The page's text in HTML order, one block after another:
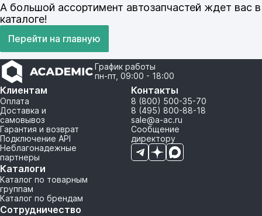
А большой ассортимент автозапчастей ждет вас в
каталоге!
Перейти на главную
График работы
пн-пт, 09:00 - 18:00
Клиентам
Оплата
Доставка и
самовывоз
Гарантия и возврат
Подключение API
Неблагонадежные
партнеры
Каталоги
Каталог по товарным
группам
Каталог по брендам
Сотрудничество
Контакты
8 (800) 500-35-70
8 (495) 800-88-18
sale@a-ac.ru
Сообщение
директору